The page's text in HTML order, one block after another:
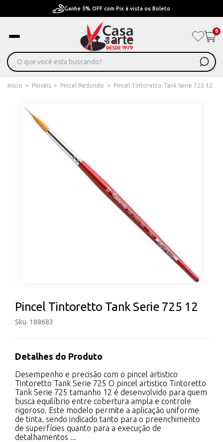
Ganhe 5% OFF com Pix à vista ou Boleto
0
Início > Pincéis > Pincel Redondo > Pincel Tintoretto Tank Serie 725 12
Pincel Tintoretto Tank Serie 725 12
Sku. 188683
Detalhes do Produto
Desempenho e precisão com o pincel artistico
Tintoretto Tank Serie 725 O pincel artistico Tintoretto
Tank Serie 725 tamanho 12 é desenvolvido para quem
busca equilíbrio entre cobertura ampla e controle
rigoroso. Este modelo permite a aplicação uniforme
de tinta, sendo indicado tanto para o preenchimento
de superfícies quanto para a execução de
detalhamentos ...